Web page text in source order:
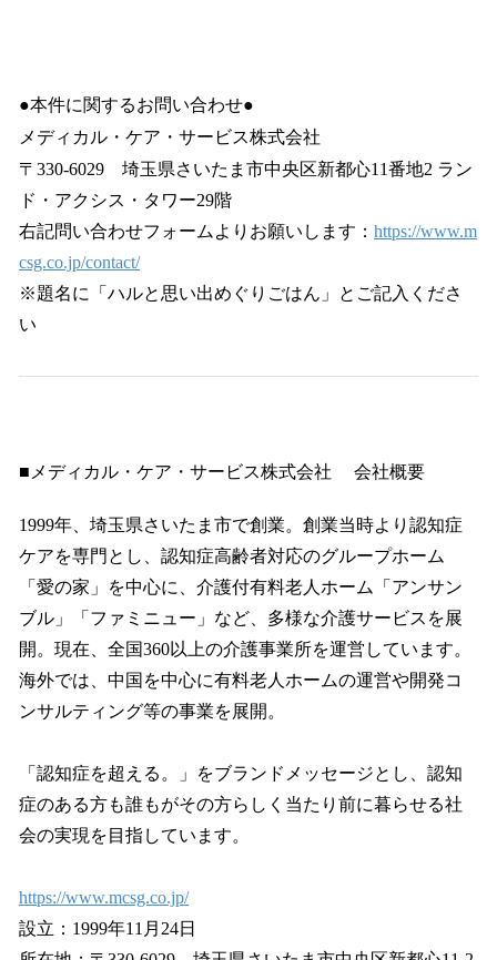
●本件に関するお問い合わせ●
メディカル・ケア・サービス株式会社
〒330-6029 埼玉県さいたま市中央区新都心11番地2 ラン
ド・アクシス・タワー29階
右記問い合わせフォームよりお願いします： https://www.m
csg.co.jp/contact/
※題名に「ハルと思い出めぐりごはん」とご記入くださ
い
■メディカル・ケア・サービス株式会社 会社概要
1999年、埼玉県さいたま市で創業。創業当時より認知症
ケアを専門とし、認知症高齢者対応のグループホーム
「愛の家」を中心に、介護付有料老人ホーム「アンサン
ブル」「ファミニュー」など、多様な介護サービスを展
開。現在、全国360以上の介護事業所を運営しています。
海外では、中国を中心に有料老人ホームの運営や開発コ
ンサルティング等の事業を展開。
「認知症を超える。」をブランドメッセージとし、認知
症のある方も誰もがその方らしく当たり前に暮らせる社
会の実現を目指しています。
https://www.mcsg.co.jp/
設立：1999年11月24日